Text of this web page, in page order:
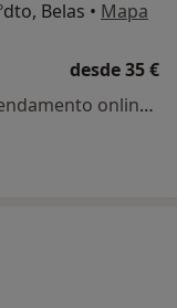
Belas • Mapa
desde 35 €
Esse especialista não oferece agendamento online para esse endereço.